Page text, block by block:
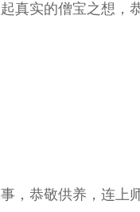
真实的僧宝之想
，恭敬供养，连上